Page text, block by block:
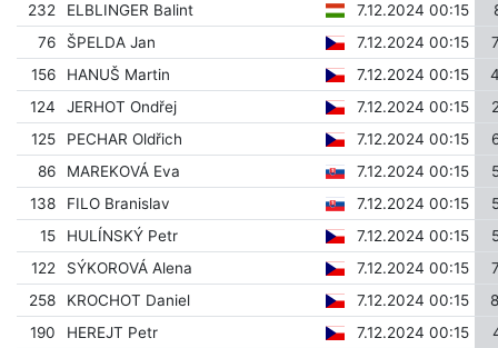
232
ELBLINGER Balint 7.12.2024 00:15
76
ŠPELDA Jan 7.12.2024 00:15
156
HANUŠ Martin 7.12.2024 00:15
124
JERHOT Ondřej 7.12.2024 00:15
125
PECHAR Oldřich 7.12.2024 00:15
86
MAREKOVÁ Eva 7.12.2024 00:15
138
FILO Branislav 7.12.2024 00:15
15
HULÍNSKÝ Petr 7.12.2024 00:15
122
SÝKOROVÁ Alena 7.12.2024 00:15
258
KROCHOT Daniel 7.12.2024 00:15
190
HEREJT Petr 7.12.2024 00:15